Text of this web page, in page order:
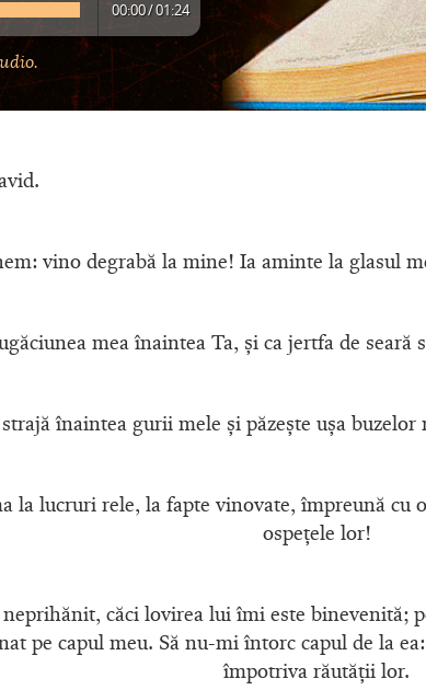
00:00/01:24
vino degrabă la mine! Ia aminte la glasul
mea înaintea Ta, şi ca jertfa de
înaintea gurii mele şi păzeşte uşa buzelor
la lucruri rele, la fapte vinovate, împreună cu
ospeţele lor!
căci lovirea lui îmi este binevenită;
pe capul meu. Să nu-mi întorc capul de la
împotriva răutăţii lor.